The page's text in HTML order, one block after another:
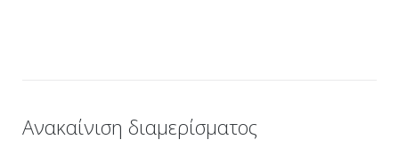
Ανακαίνιση διαμερίσματος